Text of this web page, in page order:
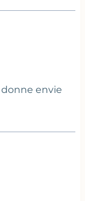
envie